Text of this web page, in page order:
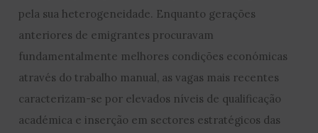
pela sua heterogeneidade. Enquanto gerações
anteriores de emigrantes procuravam
fundamentalmente melhores condições económicas
através do trabalho manual, as vagas mais recentes
caracterizam-se por elevados níveis de qualificação
académica e inserção em sectores estratégicos das